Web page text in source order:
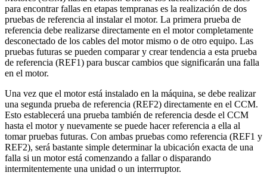
para encontrar fallas en etapas tempranas es la realización de dos
pruebas de referencia al instalar el motor. La primera prueba de
referencia debe realizarse directamente en el motor completamente
desconectado de los cables del motor mismo o de otro equipo. Las
pruebas futuras se pueden comparar y crear tendencia a esta prueba
de referencia (REF1) para buscar cambios que significarán una falla
en el motor.
Una vez que el motor está instalado en la máquina, se debe realizar
una segunda prueba de referencia (REF2) directamente en el CCM.
Esto establecerá una prueba también de referencia desde el CCM
hasta el motor y nuevamente se puede hacer referencia a ella al
tomar pruebas futuras. Con ambas pruebas como referencia (REF1 y
REF2), será bastante simple determinar la ubicación exacta de una
falla si un motor está comenzando a fallar o disparando
intermitentemente una unidad o un interrruptor.